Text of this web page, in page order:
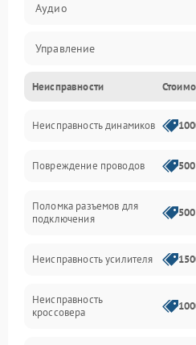
Аудио
Управление
Электропитание
Связь
Механические повреждения
Неисправности
Неисправность динамиков
Повреждение проводов
Поломка разъемов для
подключения
Неисправность усилителя
Неисправность
кроссовера